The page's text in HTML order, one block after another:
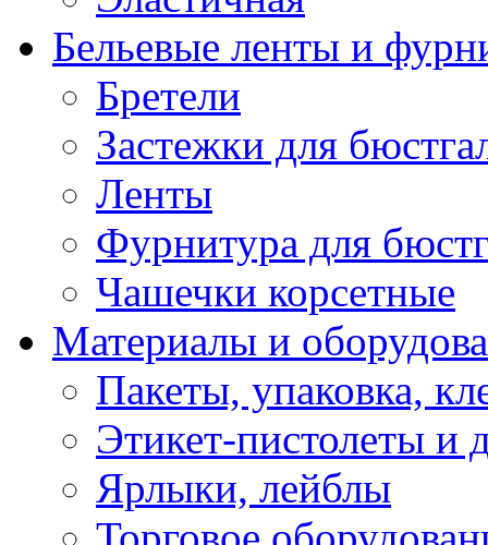
Бельевые ленты и
Бретели
Застежки для
Ленты
Фурнитура для
Чашечки корсетные
Материалы и
Пакеты, упаковка,
Этикет-пистолеты и
Ярлыки, лейблы